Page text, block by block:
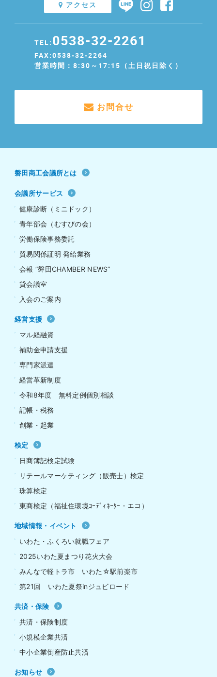
アクセス
TEL: 0538-32-2261
FAX:0538-32-2264
営業時間：8:30～17:15（土日祝日除く）
お問合せ
磐田商工会議所とは
会議所サービス
健康診断（ミニドック）
青年部会（むすびの会）
労働保険事務委託
貿易関係証明 発給業務
会報 ”磐田CHAMBER NEWS”
貸会議室
入会のご案内
経営支援
マル経融資
補助金申請支援
専門家派遣
経営革新制度
令和8年度 無料定例個別相談
記帳・税務
創業・起業
検定
日商簿記検定試験
リテールマーケティング（販売士）検定
珠算検定
東商検定（福祉住環境ｺｰﾃﾞｨﾈｰﾀｰ・エコ）
地域情報・イベント
いわた・ふくろい就職フェア
2025いわた夏まつり花火大会
みんなで軽トラ市 いわた☆駅前楽市
第21回 いわた夏祭inジュビロード
共済・保険
共済・保険制度
小規模企業共済
中小企業倒産防止共済
お知らせ